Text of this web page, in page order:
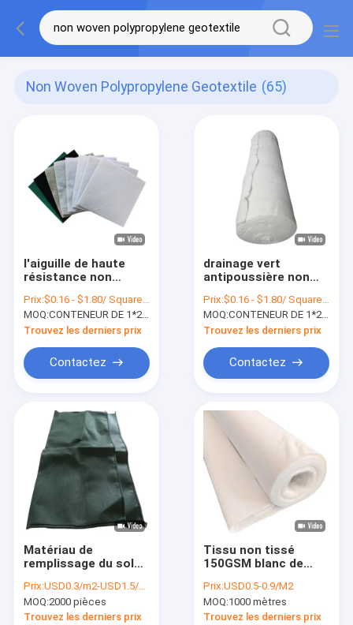
Non Woven Polypropylene Geotextile (65)
l'aiguille de haute
résistance non
sur route du
géotextile 1000g a
poinçonné
Prix:$0.16 - $1.80/ Square Meter
MOQ:CONTENEUR DE 1*20FT
Trouvez les derniers prix
Contactez
drainage vert
antipoussière non
du polyester 350gsm
Prix:$0.16 - $1.80/ Square Meter
MOQ:CONTENEUR DE 1*20FT
Trouvez les derniers prix
Contactez
Matériau de
remplissage du sol
Géotextiles non
tissés Haute
perméabilité pour le
Prix:USD0.3/m2-USD1.5/m2
MOQ:2000 pièces
Trouvez les derniers prix
Tissu non tissé
150GSM blanc de
géotextile de
polyester
Prix:USD0.5-0.9/M2
MOQ:1000 mètres
Trouvez les derniers prix